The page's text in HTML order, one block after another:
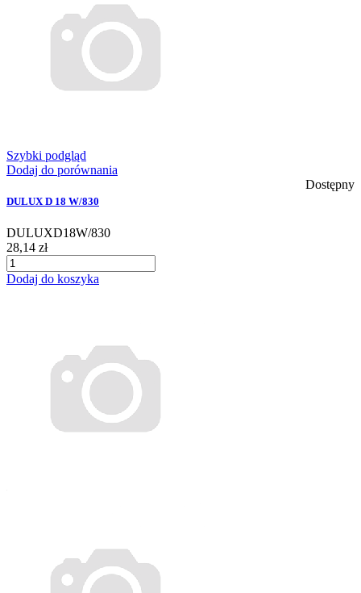
Szybki podgląd
Dodaj do porównania
Dostępny
DULUX D 18 W/830
DULUXD18W/830
28,14 zł
Dodaj do koszyka